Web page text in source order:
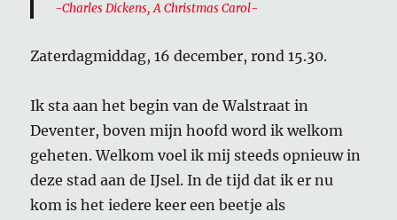
-Charles Dickens, A Christmas Carol-
Zaterdagmiddag, 16 december, rond 15.30.
Ik sta aan het begin van de Walstraat in
Deventer, boven mijn hoofd word ik welkom
geheten. Welkom voel ik mij steeds opnieuw in
deze stad aan de IJsel. In de tijd dat ik er nu
kom is het iedere keer een beetje als